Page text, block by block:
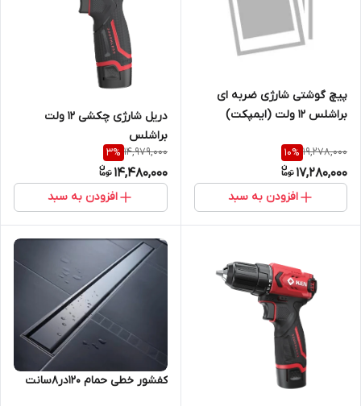
پیچ گوشتی شارژی ضربه ای
براشلس 12 ولت (ایمپکت)
19,278,000
10%
17,280,000
افزودن به سبد
دریل شارژی چکشی 12 ولت
براشلس
14,979,000
3%
14,480,000
افزودن به سبد
کفشور خطی حمام 120در8سانت